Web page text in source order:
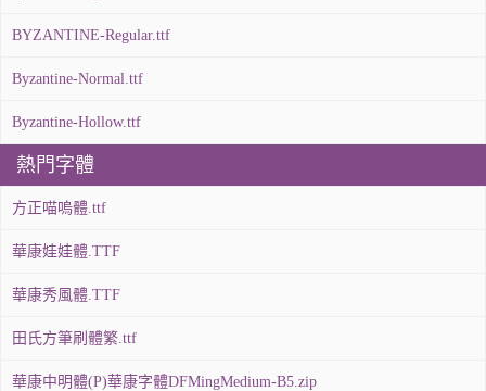
BYZANTINE-Regular.ttf
Byzantine-Normal.ttf
Byzantine-Hollow.ttf
熱門字體
方正喵嗚體.ttf
華康娃娃體.TTF
華康秀風體.TTF
田氏方筆刷體繁.ttf
華康中明體(P)華康字體DFMingMedium-B5.zip